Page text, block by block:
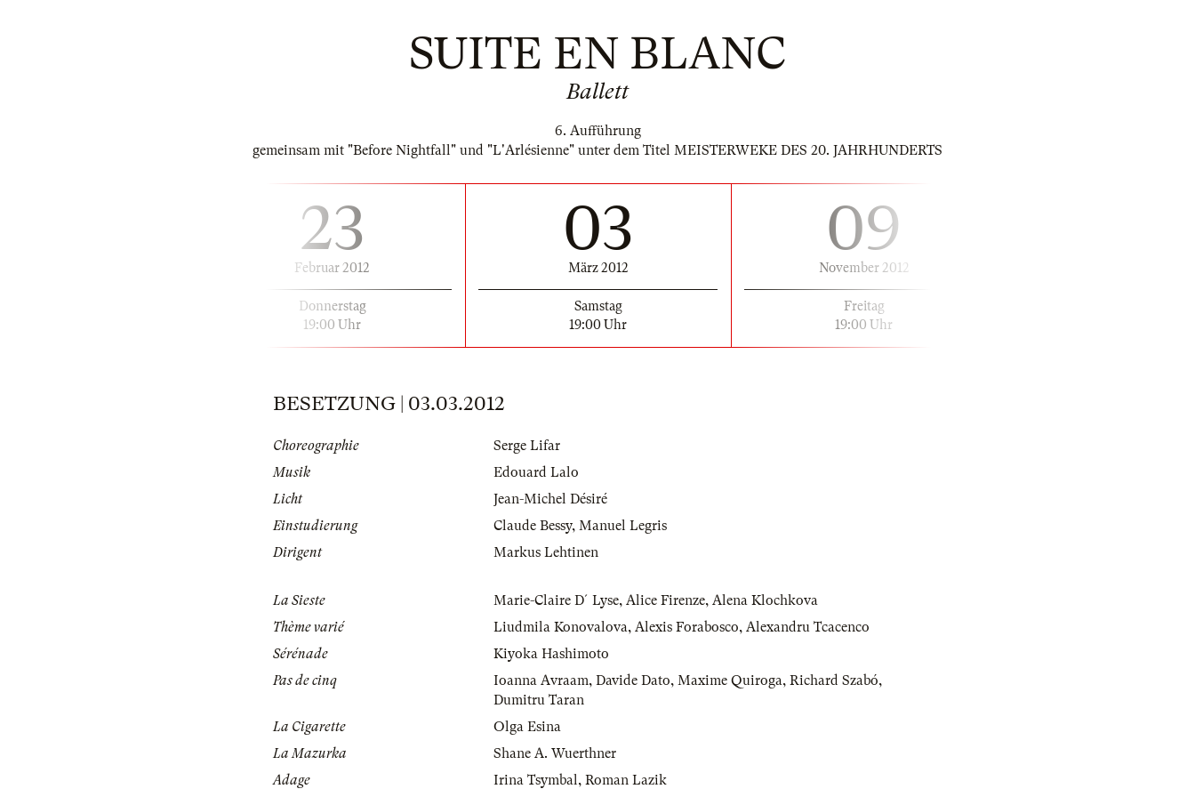
SUITE EN BLANC
Ballett
6. Aufführung
gemeinsam mit "Before Nightfall" und "L'Arlésienne" unter dem Titel MEISTERWEKE DES 20. JAHRHUNDERTS
23
Februar 2012
Donnerstag
19:00 Uhr
03
März 2012
Samstag
19:00 Uhr
09
November 2012
Freitag
19:00 Uhr
BESETZUNG | 03.03.2012
Choreographie
Serge Lifar
Musik
Edouard Lalo
Licht
Jean-Michel Désiré
Einstudierung
Claude Bessy, Manuel Legris
Dirigent
Markus Lehtinen
La Sieste Marie-Claire D´Lyse, Alice Firenze, Alena Klochkova
Thème varié
Liudmila Konovalova, Alexis Forabosco, Alexandru Tcacenco
Sérénade
Kiyoka Hashimoto
Pas de cinq
Ioanna Avraam, Davide Dato, Maxime Quiroga, Richard Szabó,
Dumitru Taran
La Cigarette
Olga Esina
La Mazurka
Shane A. Wuerthner
Adage
Irina Tsymbal, Roman Lazik